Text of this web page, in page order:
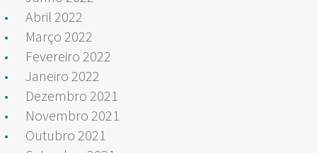
Abril 2022
Março 2022
Fevereiro 2022
Janeiro 2022
Dezembro 2021
Novembro 2021
Outubro 2021